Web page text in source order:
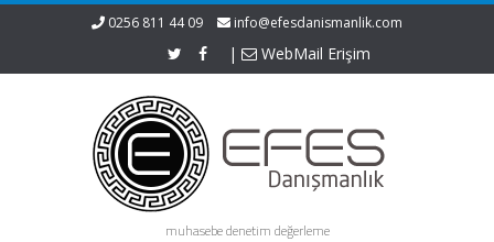
0256 811 44 09 info@efesdanismanlik.com
| WebMail Erişim
muhasebe denetim değerleme